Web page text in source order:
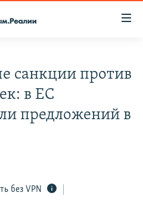
санкции против
в ЕС
предложений в
без VPN